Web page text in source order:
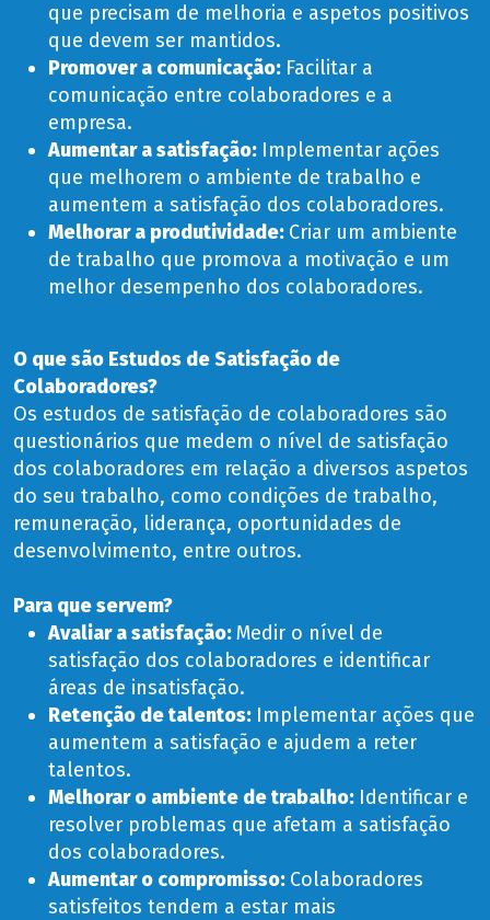
que precisam de melhoria e aspetos positivos
que devem ser mantidos.
Promover a comunicação: Facilitar a
comunicação entre colaboradores e a
empresa.
Aumentar a satisfação: Implementar ações
que melhorem o ambiente de trabalho e
aumentem a satisfação dos colaboradores.
Melhorar a produtividade: Criar um ambiente
de trabalho que promova a motivação e um
melhor desempenho dos colaboradores.
O que são Estudos de Satisfação de
Colaboradores?
Os estudos de satisfação de colaboradores são
questionários que medem o nível de satisfação
dos colaboradores em relação a diversos aspetos
do seu trabalho, como condições de trabalho,
remuneração, liderança, oportunidades de
desenvolvimento, entre outros.
Para que servem?
Avaliar a satisfação:Medir o nível de
satisfação dos colaboradores e identificar
áreas de insatisfação.
Retenção de talentos: Implementar ações que
aumentem a satisfação e ajudem a reter
talentos.
Melhorar o ambiente de trabalho: Identificar e
resolver problemas que afetam a satisfação
dos colaboradores.
Aumentar o compromisso: Colaboradores
satisfeitos tendem a estar mais